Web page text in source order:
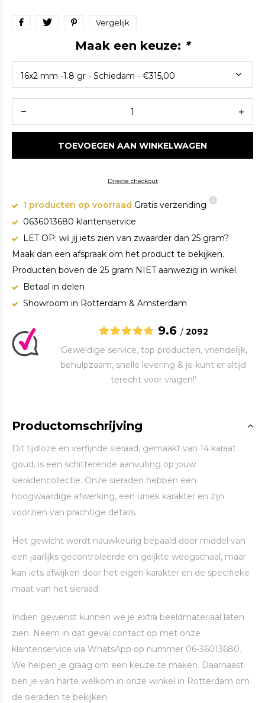
Vergelijk
Maak een keuze: *
TOEVOEGEN AAN WINKELWAGEN
Directe checkout
1 producten op voorraad Gratis verzending
0636013680 klantenservice
LET OP: wil jij iets zien van zwaarder dan 25 gram?
Maak dan een afspraak om het product te bekijken.
Producten boven de 25 gram NIET aanwezig in winkel.
Betaal in delen
Showroom in Rotterdam & Amsterdam
9.6 / 2092
‘Geweldige service, top producten, vriendelijk,
behulpzaam, snelle levering & je kunt er altijd
terecht voor vragen!’
Productomschrijving
Dit tijdloze en verfijnde sieraad, gemaakt van 14 karaat
goud, is een schitterende aanvulling op jouw
sieradencollectie. Onze sieraden hebben een
hoogwaardige afwerking, een uniek karakter en zijn
voorzien van prachtige details.
Het gewicht wordt nauwkeurig bepaald door middel van
een jaarlijks gecontroleerde en geijkte weegschaal, maar
kan iets afwijken door het eigen karakter en de specifieke
maat van het sieraad.
Indien gewenst kunnen we je extra beeldmateriaal laten
zien. Neem in dat geval contact op met onze
klantenservice via WhatsApp op nummer 06-36013680.
We helpen je graag om een keuze te maken. Daarnaast
ben je van harte welkom in onze winkel in Rotterdam om
de sieraden te bekijken.